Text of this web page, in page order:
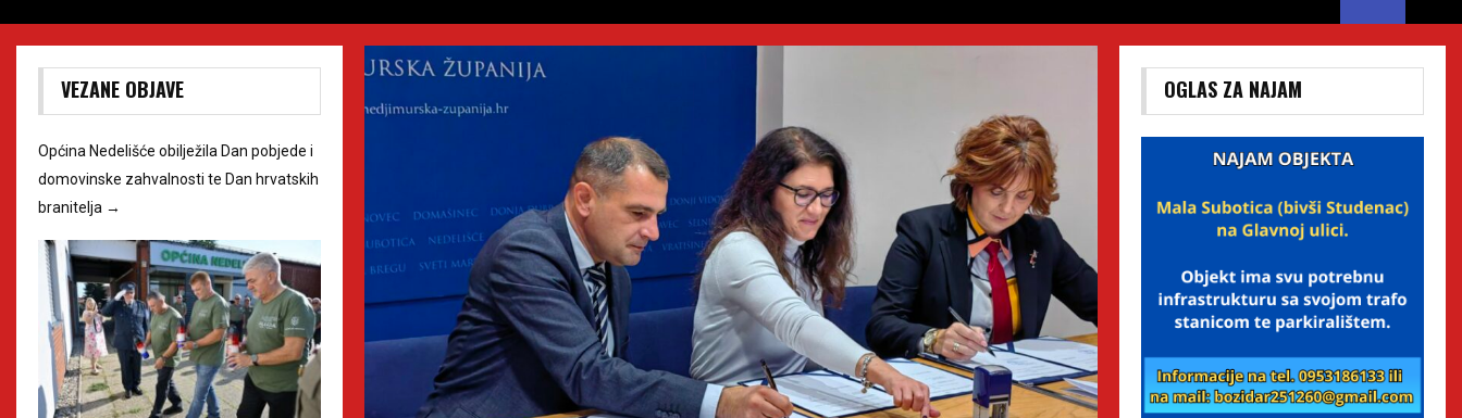
VEZANE OBJAVE
Općina Nedelišće obilježila Dan pobjede i
domovinske zahvalnosti te Dan hrvatskih
branitelja →
OGLAS ZA NAJAM